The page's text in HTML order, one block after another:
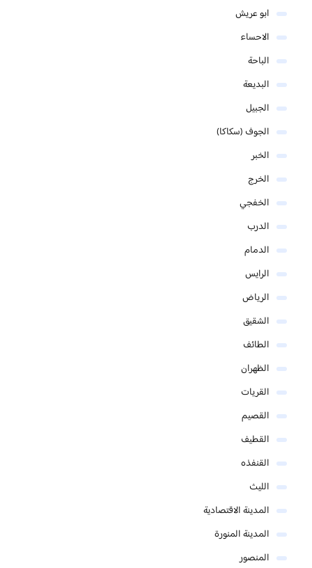
ابو عريش
الاحساء
الباحة
البديعة
الجبيل
الجوف (سكاكا)
الخبر
الخرج
الخفجي
الدرب
الدمام
الرايس
الرياض
الشقيق
الطائف
الظهران
القريات
القصيم
القطيف
القنفذه
الليث
المدينة الاقتصادية
المدينة المنورة
المنصور